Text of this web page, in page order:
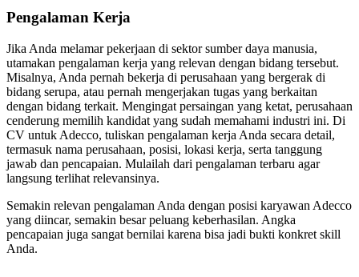
Pengalaman Kerja
Jika Anda melamar pekerjaan di sektor sumber daya manusia,
utamakan pengalaman kerja yang relevan dengan bidang tersebut.
Misalnya, Anda pernah bekerja di perusahaan yang bergerak di
bidang serupa, atau pernah mengerjakan tugas yang berkaitan
dengan bidang terkait. Mengingat persaingan yang ketat, perusahaan
cenderung memilih kandidat yang sudah memahami industri ini. Di
CV untuk Adecco, tuliskan pengalaman kerja Anda secara detail,
termasuk nama perusahaan, posisi, lokasi kerja, serta tanggung
jawab dan pencapaian. Mulailah dari pengalaman terbaru agar
langsung terlihat relevansinya.
Semakin relevan pengalaman Anda dengan posisi karyawan Adecco
yang diincar, semakin besar peluang keberhasilan. Angka
pencapaian juga sangat bernilai karena bisa jadi bukti konkret skill
Anda.